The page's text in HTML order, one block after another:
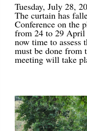
Tuesday, July 28,
The curtain has
Conference on the
from 24 to 29
now time to assess
must be done from
meeting will take